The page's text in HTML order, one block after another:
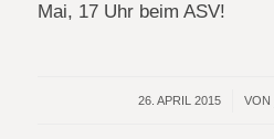
Mai, 17 Uhr beim ASV!
26. APRIL 2015
/ VON